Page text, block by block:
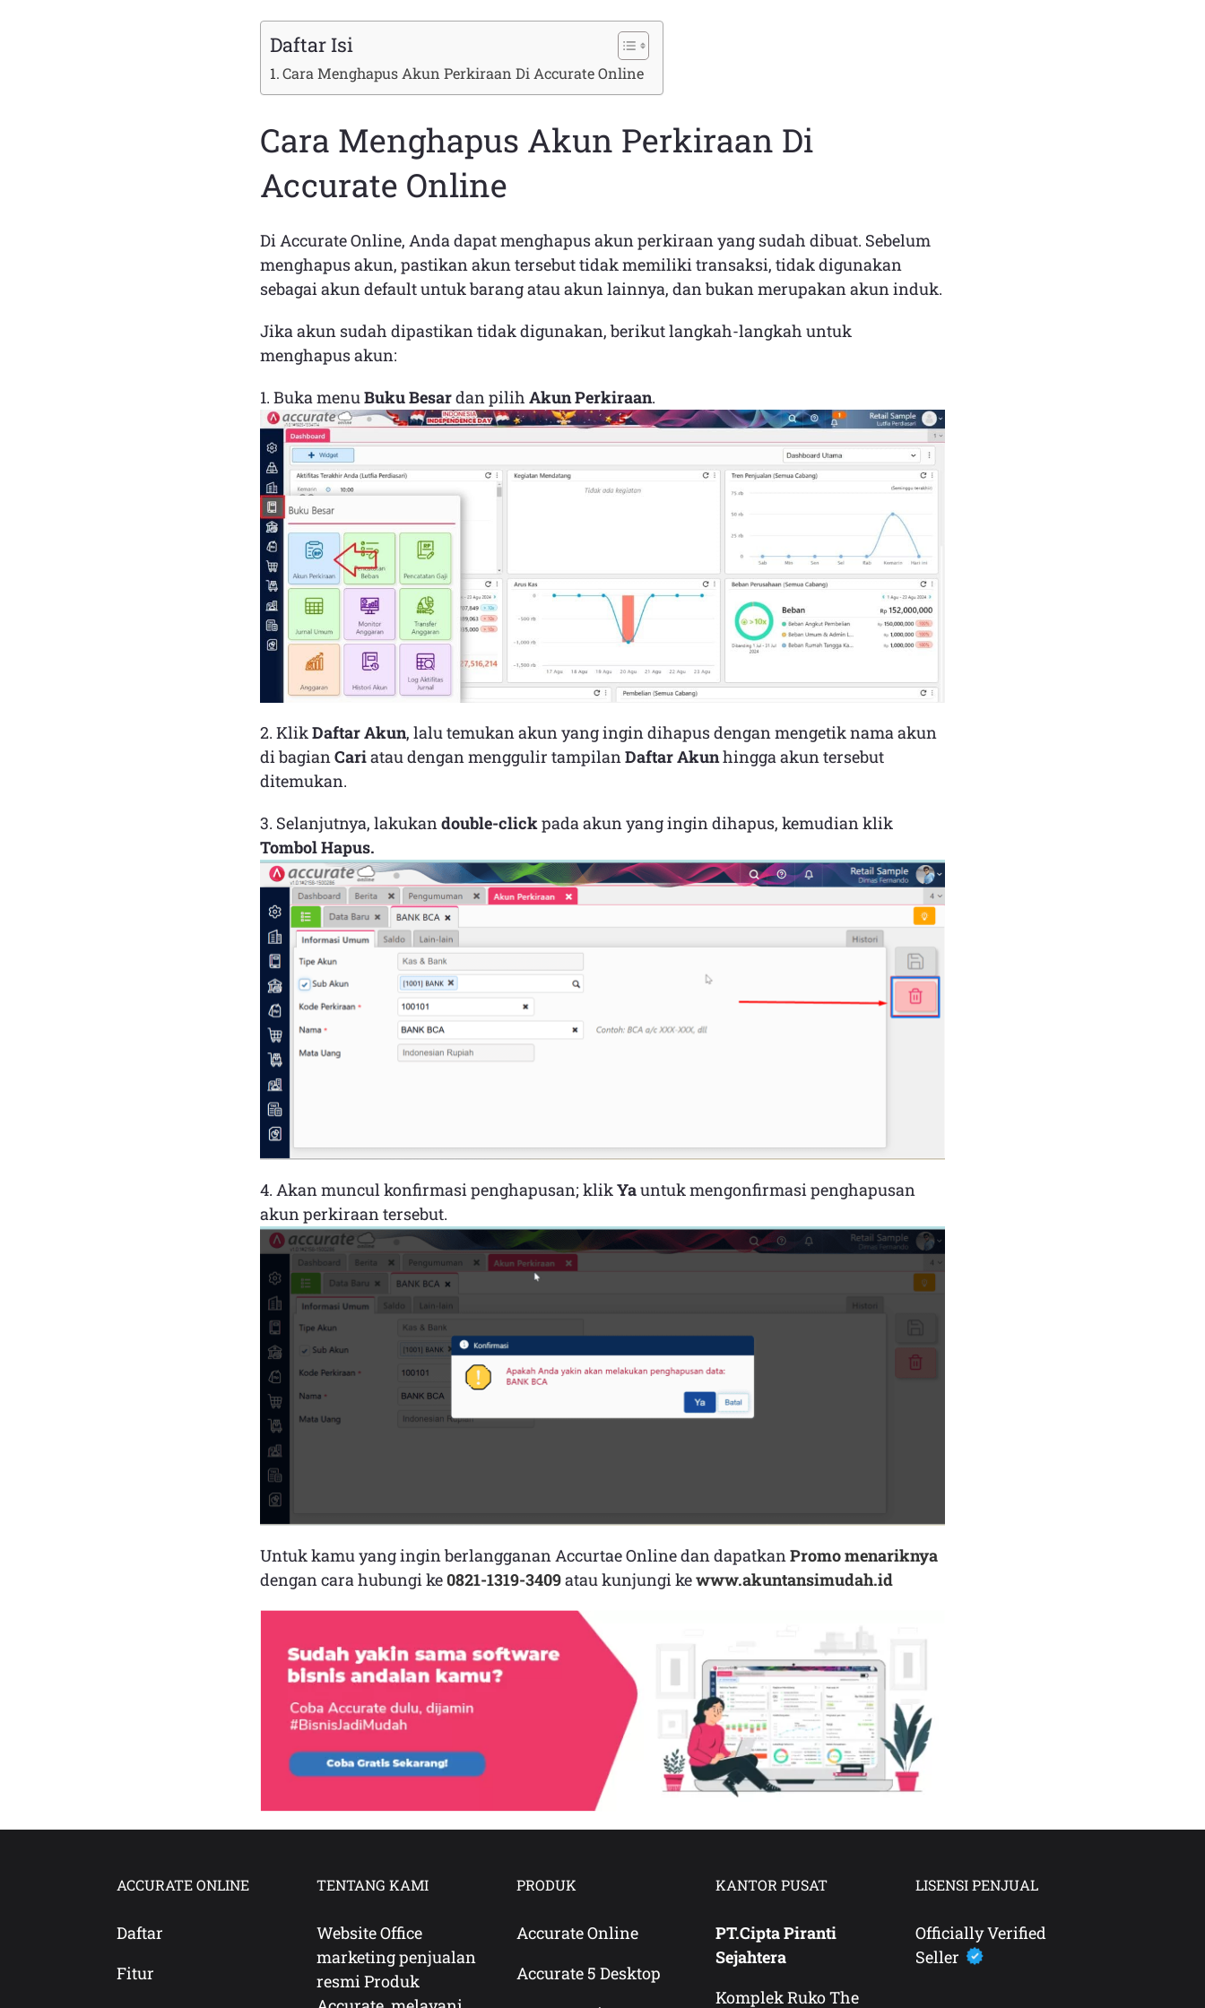
Daftar Isi
Cara Menghapus Akun Perkiraan Di Accurate Online
Cara Menghapus Akun Perkiraan Di
Accurate Online
Di Accurate Online, Anda dapat menghapus akun perkiraan yang sudah dibuat. Sebelum
menghapus akun, pastikan akun tersebut tidak memiliki transaksi, tidak digunakan
sebagai akun default untuk barang atau akun lainnya, dan bukan merupakan akun induk.
Jika akun sudah dipastikan tidak digunakan, berikut langkah-langkah untuk
menghapus akun:
1. Buka menu Buku Besardan pilih Akun Perkiraan.
2. KlikDaftar Akun, lalu temukan akun yang ingin dihapus dengan mengetik nama akun
di bagianCariatau dengan menggulir tampilanDaftar Akunhingga akun tersebut
ditemukan.
3. Selanjutnya, lakukandouble-clickpada akun yang ingin dihapus, kemudian klik
Tombol Hapus.
4. Akan muncul konfirmasi penghapusan; klikYauntuk mengonfirmasi penghapusan
akun perkiraan tersebut.
Untuk kamu yang ingin berlangganan Accurtae Online dan dapatkanPromo menariknya
dengan cara hubungi ke0821-1319-3409atau kunjungi kewww.akuntansimudah.id
ACCURATE ONLINE
Daftar
Fitur
TENTANG KAMI
Website Office
marketing penjualan
resmi Produk
PRODUK
Accurate Online
Accurate 5 Desktop
KANTOR PUSAT
PT.Cipta Piranti
Sejahtera
Komplek Ruko The
LISENSI PENJUAL
Officially Verified
Seller